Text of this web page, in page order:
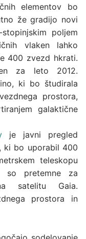
elementov bo
že gradijo novi
poljem
vlaken lahko
400 zvezd hkrati.
za leto 2012.
ki bo študirala
prostora,
galaktične
je javni pregled
ki bo uporabil 400
teleskopu
so pretemne za
satelitu Gaia.
prostora in